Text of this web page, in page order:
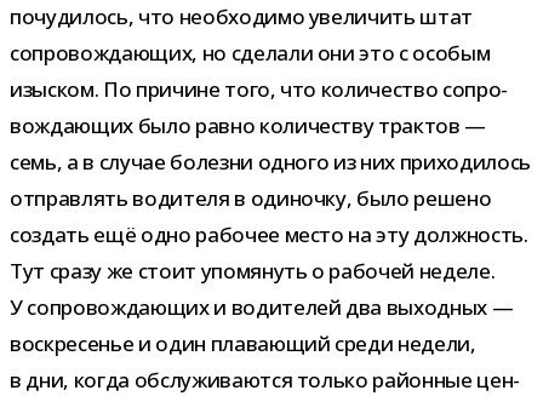
почу­ди­лось, что необ­хо­димо уве­ли­чить штат
сопро­вож­да­ю­щих, но сде­лали они это с осо­бым
изыс­ком. По при­чине того, что коли­че­ство сопро­
вож­да­ю­щих было равно коли­че­ству трак­тов —
семь, а в слу­чае болезни одного из них при­хо­ди­лось
отправ­лять води­теля в оди­ночку, было решено
создать ещё одно рабо­чее место на эту долж­ность.
Тут сразу же стоит упо­мя­нуть о рабо­чей неделе.
У сопро­вож­да­ю­щих и води­те­лей два выход­ных —
вос­кре­се­нье и один пла­ва­ю­щий среди недели,
в дни, когда обслу­жи­ва­ются только рай­он­ные цен­